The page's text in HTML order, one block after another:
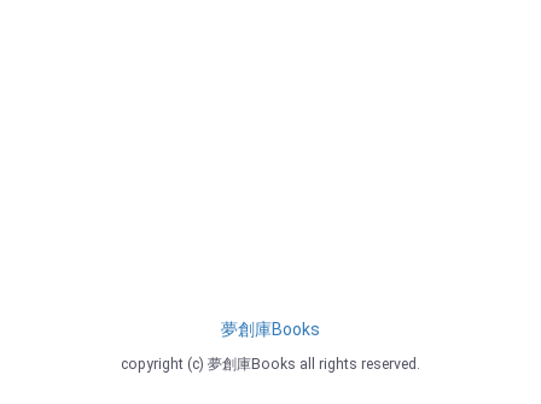
夢創庫Books
copyright (c) 夢創庫Books all rights reserved.